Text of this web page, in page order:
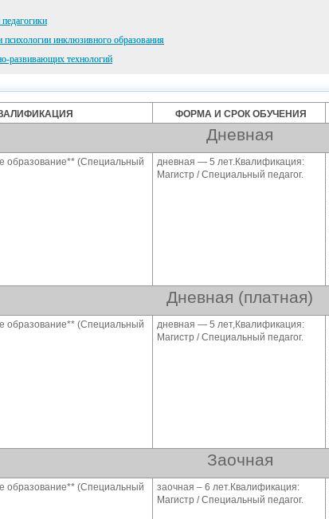
психологии инклюзивного образования
развивающих технологий
ФОРМА И СРОК ОБУЧЕНИЯ
Дневная
образование** (Специальный
дневная — 5 лет.Квалификация:
Магистр / Специальный педагог.
Дневная (платная)
образование** (Специальный
дневная — 5 лет,Квалификация:
Магистр / Специальный педагог.
Заочная
образование** (Специальный
заочная – 6 лет.Квалификация:
Магистр / Специальный педагог.